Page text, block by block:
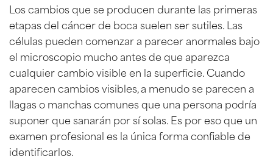
Los cambios que se producen durante las primeras
etapas del cáncer de boca suelen ser sutiles. Las
células pueden comenzar a parecer anormales bajo
el microscopio mucho antes de que aparezca
cualquier cambio visible en la superficie. Cuando
aparecen cambios visibles, a menudo se parecen a
llagas o manchas comunes que una persona podría
suponer que sanarán por sí solas. Es por eso que un
examen profesional es la única forma confiable de
identificarlos.